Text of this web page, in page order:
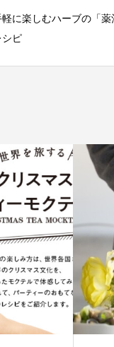
軽に楽しむハーブの「
シピ